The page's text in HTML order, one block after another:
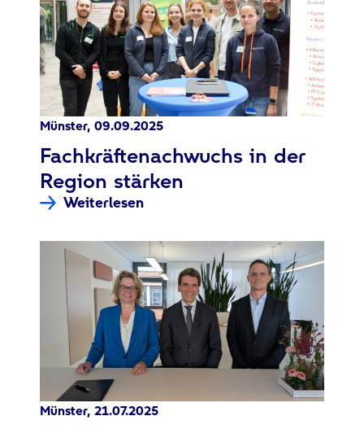
Münster, 09.09.2025
:
Fachkräftenachwuchs in der
Region stärken
Weiterlesen
Münster, 21.07.2025